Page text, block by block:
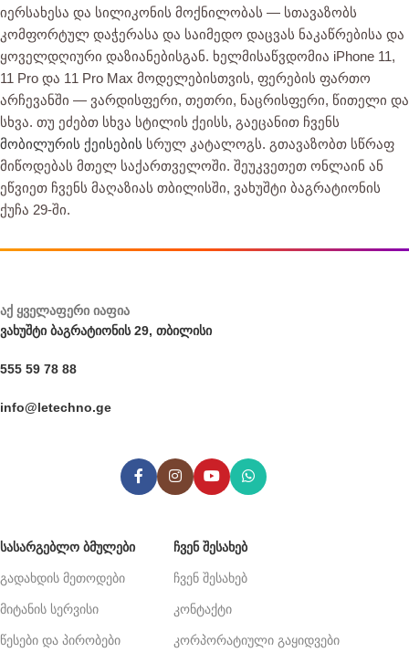
იერსახესა და სილიკონის მოქნილობას — სთავაზობს
კომფორტულ დაჭერასა და საიმედო დაცვას ნაკაწრებისა და
ყოველდღიური დაზიანებისგან. ხელმისაწვდომია iPhone 11,
11 Pro და 11 Pro Max მოდელებისთვის, ფერების ფართო
არჩევანში — ვარდისფერი, თეთრი, ნაცრისფერი, წითელი და
სხვა. თუ ეძებთ სხვა სტილის ქეისს, გაეცანით ჩვენს
მობილურის ქეისების სრულ კატალოგს. გთავაზობთ სწრაფ
მიწოდებას მთელ საქართველოში. შეუკვეთეთ ონლაინ ან
ეწვიეთ ჩვენს მაღაზიას თბილისში, ვახუშტი ბაგრატიონის
ქუჩა 29-ში.
აქ ყველაფერი იაფია
ვახუშტი ბაგრატიონის 29, თბილისი
555 59 78 88
info@letechno.ge
ᲡᲐᲡᲐᲠᲒᲔᲑᲚᲝ ᲑᲛᲣᲚᲔᲑᲘ
გადახდის მეთოდები
მიტანის სერვისი
წესები და პირობები
ᲩᲕᲔᲜ ᲨᲔᲡᲐᲮᲔᲑ
ჩვენ შესახებ
კონტაქტი
კორპორატიული გაყიდვები